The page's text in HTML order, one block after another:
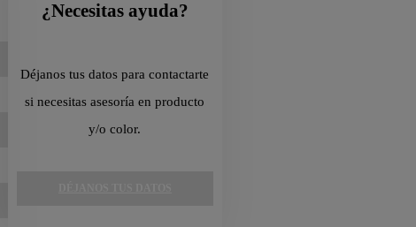
¿Necesitas ayuda?
Déjanos tus datos para contactarte
si necesitas asesoría en producto
y/o color.